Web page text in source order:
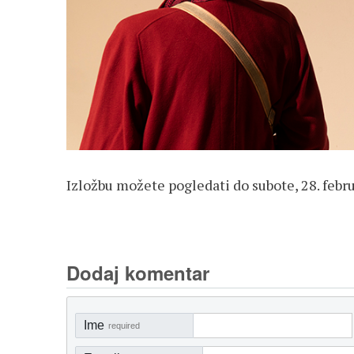
Izložbu možete pogledati do subote, 28.
Dodaj komentar
Ime required